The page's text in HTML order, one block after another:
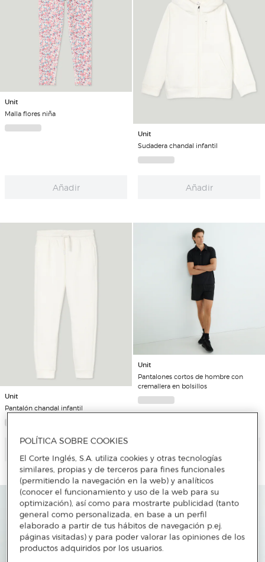
Unit
Malla flores niña
Añadir
Unit
Sudadera chandal infantil
Añadir
Unit
Pantalón chandal infantil
Unit
Pantalones cortos de hombre con
cremallera en bolsillos
POLÍTICA SOBRE COOKIES
El Corte Inglés, S.A. utiliza cookies y otras tecnologías
similares, propias y de terceros para fines funcionales
(permitiendo la navegación en la web) y analíticos
(conocer el funcionamiento y uso de la web para su
optimización), así como para mostrarte publicidad (tanto
general como personalizada, en base a un perfil
elaborado a partir de tus hábitos de navegación p.ej.
páginas visitadas) y para poder valorar las opiniones de los
productos adquiridos por los usuarios.